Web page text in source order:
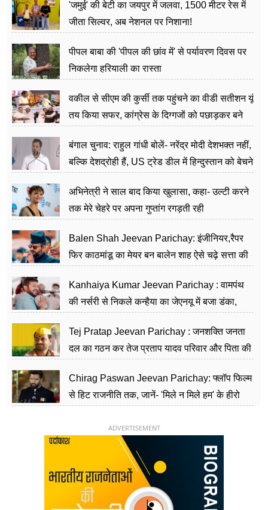
'जमुई' की बेटी का जयपुर में जलवा, 1500 मीटर रेस में
जीता सिल्वर, अब नेशनल पर निशाना!
पीपल बाबा की 'पीपल की छांव में' से पर्यावरण दिवस पर
निकलेगा हरियाली का रास्ता
वकील से सीएम की कुर्सी तक पहुंचने का वीडी सतीशन यूं
तय किया सफर, कांग्रेस के दिग्गजों को पछाड़कर बने
बंगाल चुनाव: राहुल गांधी बोलें- नरेंद्र मोदी देशभक्त नहीं,
बल्कि देशद्रोही हैं, US ट्रेड डील में हिन्दुस्तान को बेचने
अभिनेत्री ने साल बाद किया खुलासा, कहा- उल्टी करने
तक मेरे चेहरे पर अपना गुप्तांग रगड़ती रही
Balen Shah Jeevan Parichay: इंजीनियर,रैपर
फिर काठमांडू का मेयर बन बालेन शाह ऐसे चढ़े सत्ता की
Kanhaiya Kumar Jeevan Parichay : वामपंथ
की नर्सरी से निकले कन्हैया का जेएनयू में बजा डंका,
Tej Pratap Jeevan Parichay : जनशक्ति जनता
दल का गठन कर तेज प्रताप यादव परिवार और पिता की
Chirag Paswan Jeevan Parichay: फ्लॉप फिल्म
से हिट राजनीति तक, जानें- 'मिले न मिले हम' के हीरो
ADVERTISEMENT